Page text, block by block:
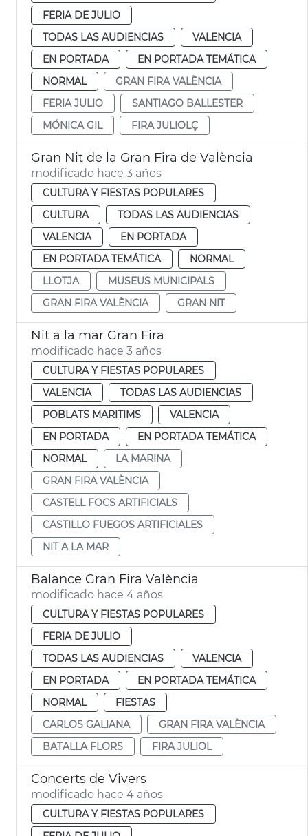
FERIA DE JULIO
TODAS LAS AUDIENCIAS
VALENCIA
EN PORTADA
EN PORTADA TEMÁTICA
NORMAL
GRAN FIRA VALÈNCIA
FERIA JULIO
SANTIAGO BALLESTER
MÓNICA GIL
FIRA JULIOLÇ
Gran Nit de la Gran Fira de València
modificado hace 3 años
CULTURA Y FIESTAS POPULARES
CULTURA
TODAS LAS AUDIENCIAS
VALENCIA
EN PORTADA
EN PORTADA TEMÁTICA
NORMAL
LLOTJA
MUSEUS MUNICIPALS
GRAN FIRA VALÈNCIA
GRAN NIT
Nit a la mar Gran Fira
modificado hace 3 años
CULTURA Y FIESTAS POPULARES
VALENCIA
TODAS LAS AUDIENCIAS
POBLATS MARITIMS
VALENCIA
EN PORTADA
EN PORTADA TEMÁTICA
NORMAL
LA MARINA
GRAN FIRA VALÈNCIA
CASTELL FOCS ARTIFICIALS
CASTILLO FUEGOS ARTIFICIALES
NIT A LA MAR
Balance Gran Fira València
modificado hace 4 años
CULTURA Y FIESTAS POPULARES
FERIA DE JULIO
TODAS LAS AUDIENCIAS
VALENCIA
EN PORTADA
EN PORTADA TEMÁTICA
NORMAL
FIESTAS
CARLOS GALIANA
GRAN FIRA VALÈNCIA
BATALLA FLORS
FIRA JULIOL
Concerts de Vivers
modificado hace 4 años
CULTURA Y FIESTAS POPULARES